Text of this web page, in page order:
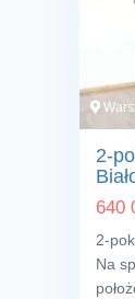
2-
640
2-
Na